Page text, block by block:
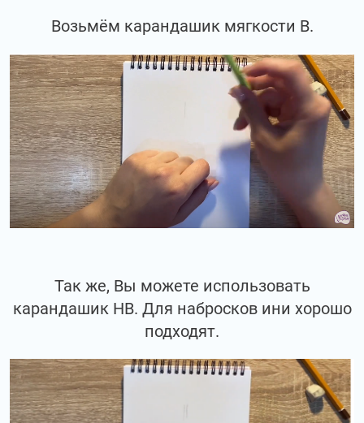
Возьмём карандашик мягкости В.
Так же, Вы можете использовать
карандашик НВ. Для набросков ини хорошо
подходят.